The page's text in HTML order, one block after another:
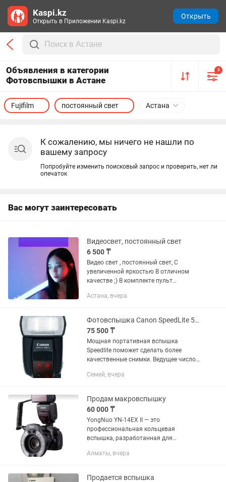
Объявления в категории
Фотовспышки в Астане
2
Астана
Fujifilm постоянный свет
К сожалению, мы ничего не нашли по
вашему запросу
Попробуйте изменить поисковый запрос и проверить, нет ли
опечаток
Вас могут заинтересовать
Видеосвет, постоянный свет
6 500 ₸
Видео свет , постоянный свет, С
увеличенной яркостью В отличном
качестве ;) В комплекте пульт
интернет- магазин ;)
Астана, вчера
Фотовспышка Canon SpeedLite 580EX II
75 500 ₸
Мощная портативная вспышка
Speedlite поможет сделать более
качественные снимки. Ведущее число
экспозамер E-TTL II обеспечивают
оптимальную...
Семей, вчера
Продам макровспышку
60 000 ₸
YongNuo YN-14EX II — это
профессиональная кольцевая
вспышка, разработанная для
фотографии, обеспечивающая
детализацию снимков. Независимая...
Алматы, вчера
Продается вспышка
Kaspi.kz
Открыть в Приложении Kaspi.kz
Открыть